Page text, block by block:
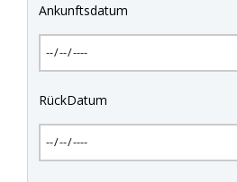
Ankunftsdatum
RückDatum